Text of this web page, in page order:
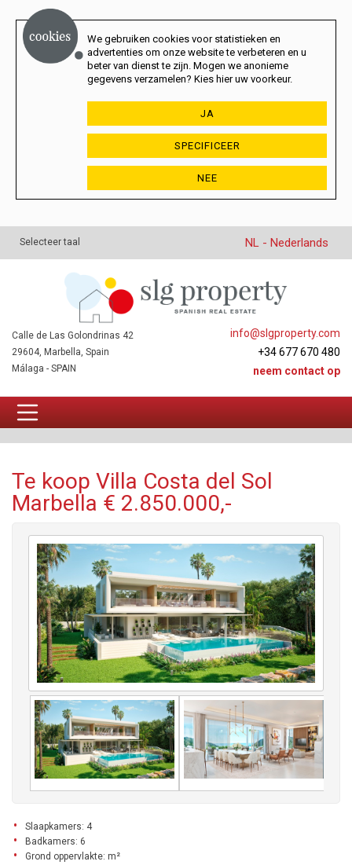
We gebruiken cookies voor statistieken en
advertenties om onze website te verbeteren en u
beter van dienst te zijn. Mogen we anonieme
gegevens verzamelen? Kies hier uw voorkeur.
JA
SPECIFICEER
NEE
Selecteer taal NL - Nederlands
info@slgproperty.com
+34 677 670 480
neem contact op
Calle de Las Golondrinas 42
29604, Marbella, Spain
Málaga - SPAIN
Te koop Villa Costa del Sol
Marbella € 2.850.000,-
Slaapkamers: 4
Badkamers: 6
Grond oppervlakte: m²